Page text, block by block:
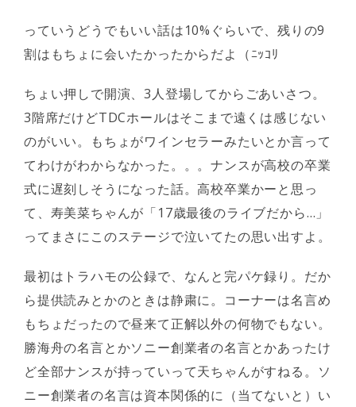
っていうどうでもいい話は10%ぐらいで、残りの9
割はもちょに会いたかったからだよ（ﾆｯｺﾘ
ちょい押しで開演、3人登場してからごあいさつ。
3階席だけどTDCホールはそこまで遠くは感じない
のがいい。もちょがワインセラーみたいとか言って
てわけがわからなかった。。。ナンスが高校の卒業
式に遅刻しそうになった話。高校卒業かーと思っ
て、寿美菜ちゃんが「17歳最後のライブだから…」
ってまさにこのステージで泣いてたの思い出すよ。
最初はトラハモの公録で、なんと完パケ録り。だか
ら提供読みとかのときは静粛に。コーナーは名言め
もちょだったので昼来て正解以外の何物でもない。
勝海舟の名言とかソニー創業者の名言とかあったけ
ど全部ナンスが持っていって天ちゃんがすねる。ソ
ニー創業者の名言は資本関係的に（当てないと）い